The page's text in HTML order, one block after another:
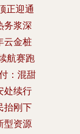
正迎通
务浆深
云金桩
航赛跑
：混甜
处续行
抬刚下
型资源